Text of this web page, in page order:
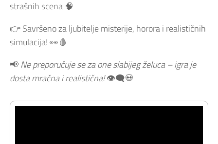
strašnih scena 🧠
👉 Savršeno za ljubitelje misterije, horora i realističnih
simulacija! 👀🩸
📢Ne preporučuje se za one slabijeg želuca – igra je
dosta mračna i realistična!👁️‍🗨️💀